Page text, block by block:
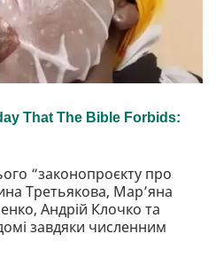
“законопроєкту про
Третьякова, Марʼяна
Андрій Клочко та
завдяки численним